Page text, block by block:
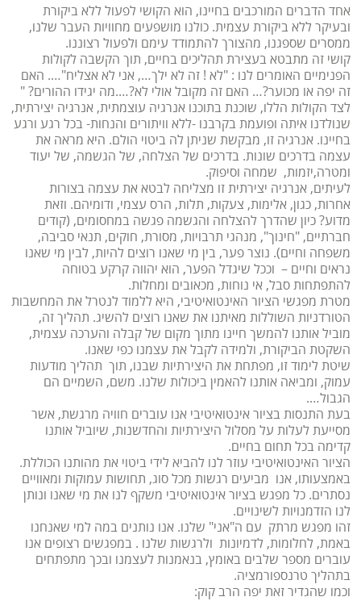
אחד הדברים המורכבים בחיינו, הוא הקושי לפעול ללא ביקורת
ובעיקר ללא ביקורת עצמית. כולנו מושפעים מחוויות העבר שלנו,
ממסרים שספגנו, מהצורך להתמודד עימם ולפעול רצוננו.
קושי זה מתבטא בעצירת תהליכים בחיים, תוך הקשבה לקולות
הפנימיים האומרים לנו : "לא ! זה לא ילך…, אני לא אצליח"…. האם
זה יפה או מכוער?… האם זה מקובל אולי לא?….מה יגידו ההורים? "
לצד הקולות הללו, שוכנת בתוכנו אנרגיה עוצמתית, אנרגיה יצירתית,
שנולדנו איתה ופועמת בקרבנו -ללא וויתורים והנחות- בכל רגע ורגע
בחיינו. אנרגיה זו, מבקשת שניתן לה ביטוי הולם. היא מראה את
עצמה בדרכים שונות. בדרכים של הצלחה, של הגשמה, של יעוד
ומטרה,יזמות, שמחה וסיפוק.
לעיתים, אנרגיה יצירתית זו מצליחה לבטא את עצמה בצורות
אחרות, כגון, אלימות, צעקות, תלות, הרס עצמי, ודומיהם. וזאת
מדוע? כיון שהדרך להצלחה והגשמה פגשה במחסומים, (קודים
חברתיים, "חינוך", מנהגי תרבויות, מסורת, חוקים, תנאי סביבה,
משפחה וחיים). נוצר פער, בין מי שאנו רוצים להיות, לבין מי שאנו
נראים וחיים – וככל שיגדל הפער, הוא יהווה קרקע בטוחה
להתפתחות סבל, אי נוחות, מכאובים ומחלות.
מטרת מפגשי הציור האינטואיטיבי, היא ללמוד לנטרל את המחשבות
הטורדניות השוללות מאיתנו את שאנו רוצים להשיג. תהליך זה,
מוביל אותנו להמשך חיינו מתוך מקום של קבלה והערכה עצמית,
השקטת הביקורת, ולמידה לקבל את עצמנו כפי שאנו.
שיטת לימוד זו, מפתחת את היצירתיות שבנו, תוך תהליך מודעות
עמוק, ומביאה אותנו להאמין ביכולות שלנו. משם, השמיים הם
הגבול….
בעת התנסות בציור אינטואיטיבי אנו עוברים חוויה מרגשת, אשר
מסייעת לעלות על מסלול היצירתיות והחדשנות, שיוביל אותנו
קדימה בכל תחום בחיים.
הציור האינטואיטיבי עוזר לנו להביא לידי ביטוי את מהותנו הכוללת.
באמצעותו, אנו מביעים רגשות מכל סוג, תחושות עמוקות ומאוויים
נסתרים. כל מפגש בציור אינטואיטיבי משקף לנו את מי שאנו ונותן
לנו הזדמנויות לשינויים.
זהו מפגש מרתק עם ה"אני" שלנו. אנו נותנים במה למי שאנחנו
באמת, לחלומות, לדמיונות ולרגשות שלנו . במפגשים רצופים אנו
עוברים מספר שלבים באומץ, בנאמנות לעצמנו ובכך מתפתחים
בתהליך טרנספורמציה.
וכמו שהגדיר זאת יפה הרב קוק: